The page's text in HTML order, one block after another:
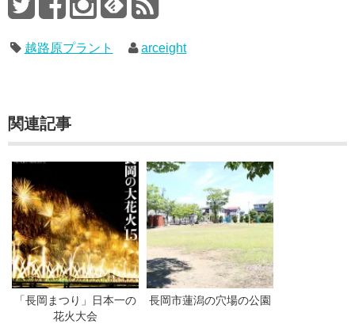
越路原プラント arceight
関連記事
「長岡まつり」日本一の
花火大会
長岡市蓮潟の穴場の公園